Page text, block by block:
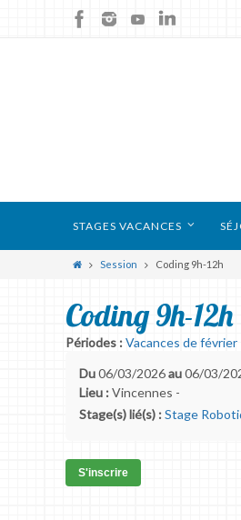
STAGES VACANCES
Session Coding 9h-12h
Coding 9h-12h
Périodes :Vacances de février
Du06/03/2026au06/03/
Lieu :Vincennes -
Stage(s) lié(s) :Stage
S'inscrire